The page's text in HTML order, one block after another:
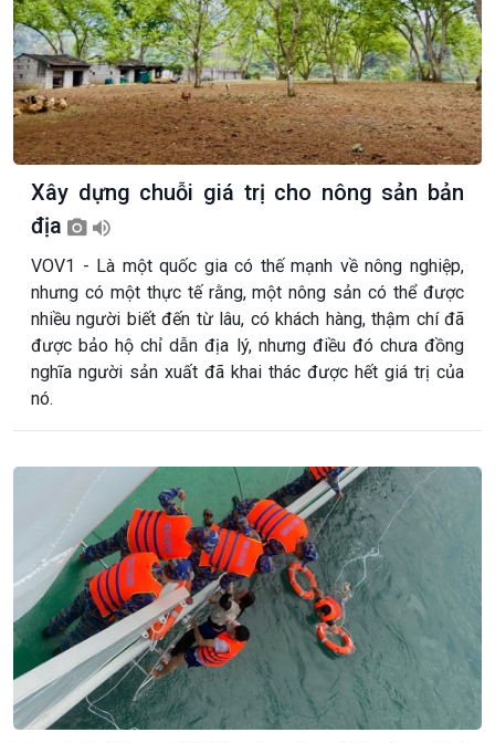
Xây dựng chuỗi giá trị cho nông sản bản
địa
VOV1 - Là một quốc gia có thế mạnh về nông nghiệp,
nhưng có một thực tế rằng, một nông sản có thể được
nhiều người biết đến từ lâu, có khách hàng, thậm chí đã
được bảo hộ chỉ dẫn địa lý, nhưng điều đó chưa đồng
nghĩa người sản xuất đã khai thác được hết giá trị của
nó.